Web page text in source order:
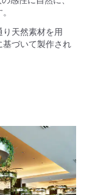
天然素材を用
基づいて製作され